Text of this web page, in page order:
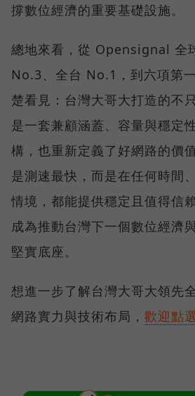
撐數位經濟的重要基礎設施。
總地來看，從 Opensignal 全
No.3、全台 No.1，到六項第
楚看見：台灣大哥大打造的不
是一套兼顧涵蓋、容量與穩定
構，也重新定義了好網路的價
是測速最快，而是在任何時間
情境，都能提供穩定且值得信
成為推動台灣下一個數位經濟
堅實底座。
想進一步了解台灣大哥大領先
網路實力與技術布局， 歡迎點